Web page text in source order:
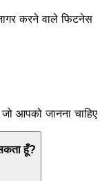
करने वाले फिटनेस
आपको जानना चाहिए
हूँ?